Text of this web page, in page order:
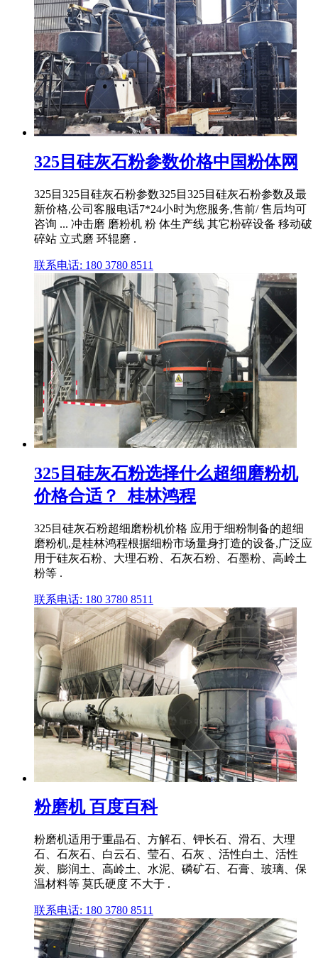
325目硅灰石粉参数价格中国粉体网
325目325目硅灰石粉参数325目325目硅灰石粉参数及最
新价格,公司客服电话7*24小时为您服务,售前/ 售后均可
咨询 ... 冲击磨 磨粉机 粉 体生产线 其它粉碎设备 移动破
碎站 立式磨 环辊磨 .
联系电话: 180 3780 8511
325目硅灰石粉选择什么超细磨粉机
价格合适？_桂林鸿程
325目硅灰石粉超细磨粉机价格 应用于细粉制备的超细
磨粉机,是桂林鸿程根据细粉市场量身打造的设备,广泛应
用于硅灰石粉、大理石粉、石灰石粉、石墨粉、高岭土
粉等 .
联系电话: 180 3780 8511
粉磨机 百度百科
粉磨机适用于重晶石、方解石、钾长石、滑石、大理
石、石灰石、白云石、莹石、石灰 、活性白土、活性
炭、膨润土、高岭土、水泥、磷矿石、石膏、玻璃、保
温材料等 莫氏硬度 不大于 .
联系电话: 180 3780 8511